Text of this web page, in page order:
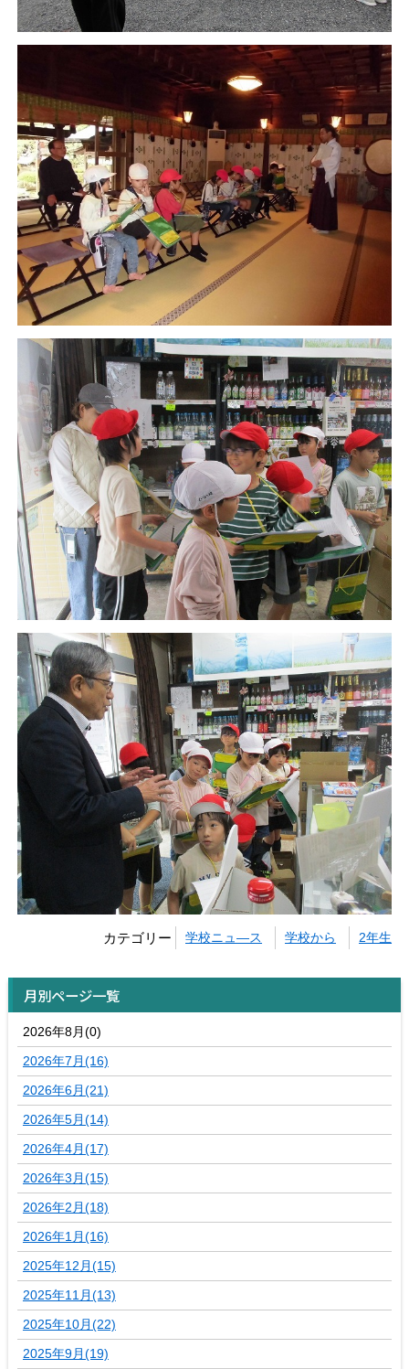
カテゴリー 学校ニュ―ス 学校から 2年生
月別ページ一覧
2026年8月(0)
2026年7月(16)
2026年6月(21)
2026年5月(14)
2026年4月(17)
2026年3月(15)
2026年2月(18)
2026年1月(16)
2025年12月(15)
2025年11月(13)
2025年10月(22)
2025年9月(19)